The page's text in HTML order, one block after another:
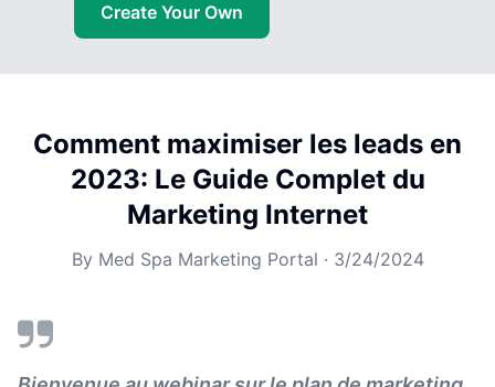
Create Your Own
Comment maximiser les leads en
2023: Le Guide Complet du
Marketing Internet
By Med Spa Marketing Portal · 3/24/2024